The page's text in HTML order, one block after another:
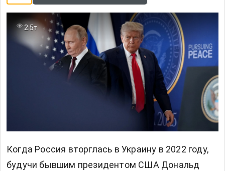
2.5т
Когда Россия вторглась в Украину в 2022 году,
будучи бывшим президентом США Дональд